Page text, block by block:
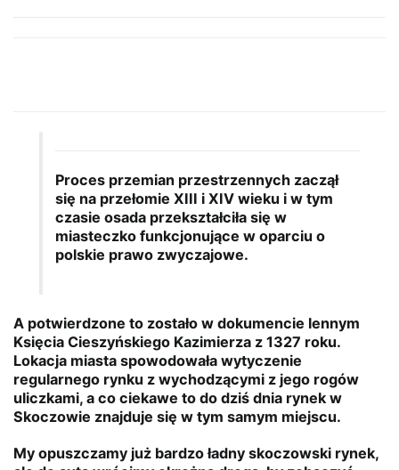
Proces przemian przestrzennych zaczął
się na przełomie XIII i XIV wieku i w tym
czasie osada przekształciła się w
miasteczko funkcjonujące w oparciu o
polskie prawo zwyczajowe.
A potwierdzone to zostało w dokumencie lennym
Księcia Cieszyńskiego Kazimierza z 1327 roku.
Lokacja miasta spowodowała wytyczenie
regularnego rynku z wychodzącymi z jego rogów
uliczkami, a co ciekawe to do dziś dnia rynek w
Skoczowie znajduje się w tym samym miejscu.
My opuszczamy już bardzo ładny skoczowski rynek,